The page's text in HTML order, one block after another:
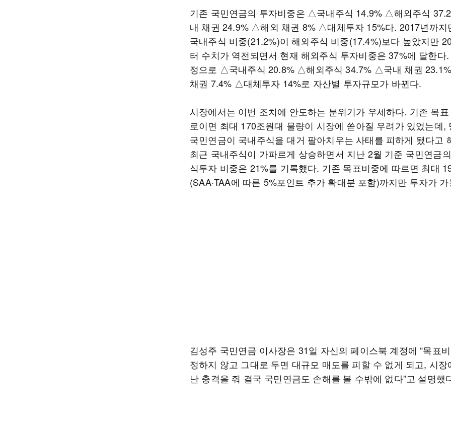
기존 국민연금의 투자비중은 △국내주식 14.9% △해외주식
내 채권 24.9% △해외 채권 8% △대체투자 15%다. 2017년까지
국내주식 비중(21.2%)이 해외주식 비중(17.4%)보다 높았지만
터 수치가 역전되면서 현재 해외주식 투자비중은 37%에 달한다
정으로 △국내주식 20.8% △해외주식 34.7% △국내 채권
채권 7.4% △대체투자 14%로 자산별 투자규모가 바뀐다.
시장에서는 이번 조치에 안도하는 분위기가 우세하다. 기존 목표
로이면 최대 170조원대 물량이 시장에 쏟아질 우려가 있었는데,
국민연금이 국내주식을 대거 팔아치우는 사태를 피하게 됐다고
최근 국내주식이 가파르게 상승하면서 지난 2월 기준 국민연금
식투자 비중은 21%를 기록했다. 기존 목표비중에 따르면 최대
(SAA·TAA에 따른 5%포인트 추가 확대분 포함)까지만 투자가
김성주 국민연금 이사장은 31일 자신의 페이스북 계정에 “목표
정하지 않고 그대로 두면 대규모 매도를 피할 수 없게 되고, 시장
난 충격을 줘 결국 국민연금도 손해를 볼 수밖에 없다”고 설명했